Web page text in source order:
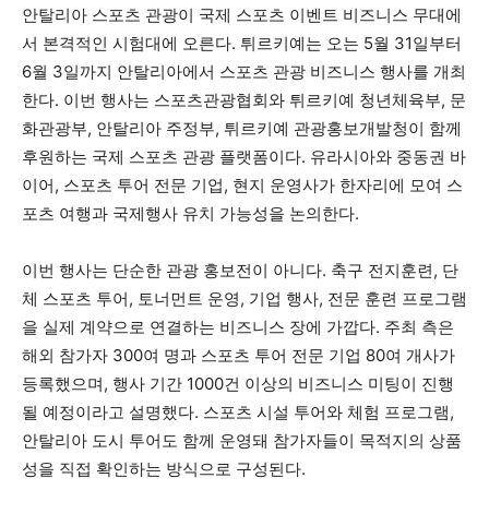
안탈리아 스포츠 관광이 국제 스포츠 이벤트 비즈니스 무대에
서 본격적인 시험대에 오른다. 튀르키예는 오는 5월 31일부터
6월 3일까지 안탈리아에서 스포츠 관광 비즈니스 행사를 개최
한다. 이번 행사는 스포츠관광협회와 튀르키예 청년체육부, 문
화관광부, 안탈리아 주정부, 튀르키예 관광홍보개발청이 함께
후원하는 국제 스포츠 관광 플랫폼이다. 유라시아와 중동권 바
이어, 스포츠 투어 전문 기업, 현지 운영사가 한자리에 모여 스
포츠 여행과 국제행사 유치 가능성을 논의한다.
이번 행사는 단순한 관광 홍보전이 아니다. 축구 전지훈련, 단
체 스포츠 투어, 토너먼트 운영, 기업 행사, 전문 훈련 프로그램
을 실제 계약으로 연결하는 비즈니스 장에 가깝다. 주최 측은
해외 참가자 300여 명과 스포츠 투어 전문 기업 80여 개사가
등록했으며, 행사 기간 1000건 이상의 비즈니스 미팅이 진행
될 예정이라고 설명했다. 스포츠 시설 투어와 체험 프로그램,
안탈리아 도시 투어도 함께 운영돼 참가자들이 목적지의 상품
성을 직접 확인하는 방식으로 구성된다.